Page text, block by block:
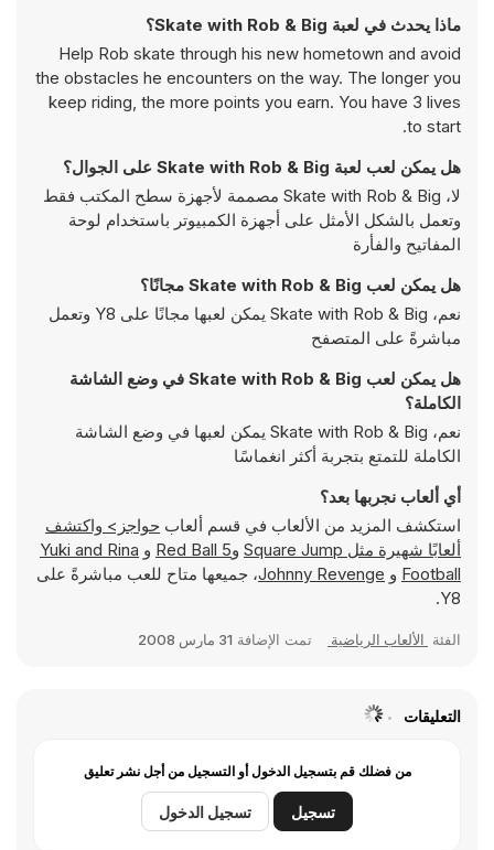
ماذا يحدث في لعبة Skate with Rob & Big؟
Help Rob skate through his new hometown and avoid
the obstacles he encounters on the way. The longer you
keep riding, the more points you earn. You have 3 lives
to start.
هل يمكن لعب لعبة Skate with Rob & Big على الجوال؟
لا، Skate with Rob & Big مصممة لأجهزة سطح المكتب فقط
وتعمل بالشكل الأمثل على أجهزة الكمبيوتر باستخدام لوحة
المفاتيح والفأرة
هل يمكن لعب Skate with Rob & Big مجانًا؟
نعم، Skate with Rob & Big يمكن لعبها مجانًا على Y8 وتعمل
مباشرةً على المتصفح
هل يمكن لعب Skate with Rob & Big في وضع الشاشة
الكاملة؟
نعم، Skate with Rob & Big يمكن لعبها في وضع الشاشة
الكاملة للتمتع بتجربة أكثر انغماسًا
أي ألعاب نجربها بعد؟
استكشف المزيد من الألعاب في قسم ألعاب
حواجز> واكتشف
ألعابًا شهيرة مثل Square Jump وRed Ball 5 و Yuki and Rina
Football و Johnny Revenge، جميعها متاح للعب مباشرةً على
Y8.
الفئة الألعاب الرياضية تمت الإضافة 31 مارس 2008
التعليقات
من فضلك قم بتسجيل الدخول أو التسجيل من أجل نشر تعليق
تسجيل تسجيل الدخول